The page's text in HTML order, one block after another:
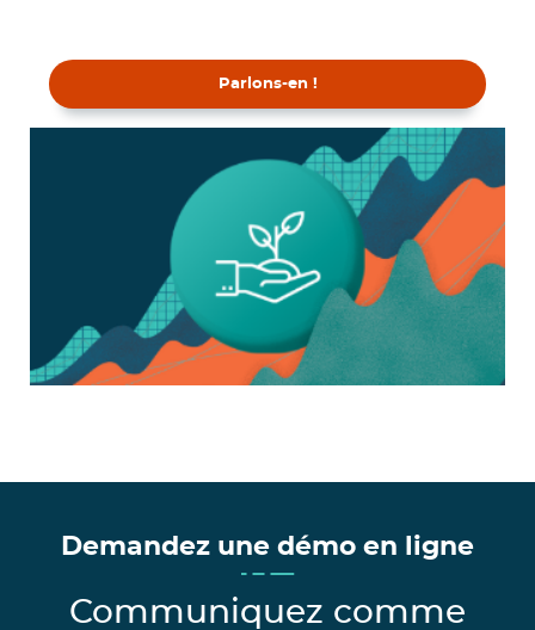
Parlons-en !
Demandez une démo en ligne
Communiquez comme